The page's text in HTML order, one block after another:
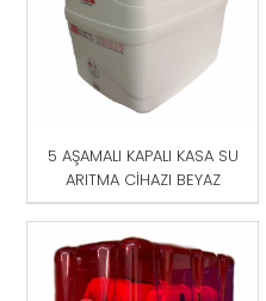
5 AŞAMALI KAPALI KASA SU
ARITMA CİHAZI BEYAZ